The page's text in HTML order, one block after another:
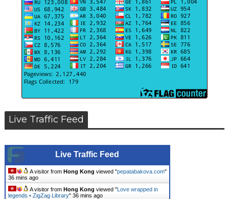
Live Traffic Feed
Live Traffic Feed
A visitor from Hong Kong viewed "pepatabakova.com"
36 mins ago
A visitor from Hong Kong viewed "Love wrapped in
legends • ZigZag Library" 36 mins ago